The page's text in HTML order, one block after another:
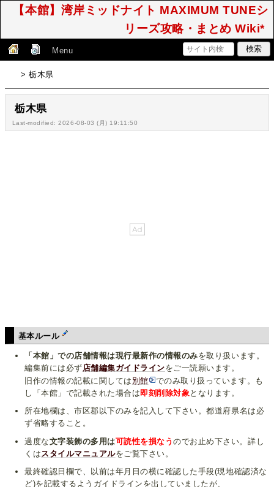
【本館】湾岸ミッドナイト MAXIMUM TUNEシ
リーズ攻略・まとめ Wiki*
Menu
> 栃木県
栃木県
Last-modified: 2026-08-03 (月) 19:11:50
基本ルール
「本館」での店舗情報は現行最新作の情報のみを取り扱います。
編集前には必ず店舗編集ガイドラインをご一読願います。
旧作の情報の記載に関しては 別館
でのみ取り扱っています。も
し「本館」で記載された場合は即刻削除対象となります。
所在地欄は、市区郡以下のみを記入して下さい。都道府県名は必
ず省略すること。
過度な文字装飾の多用は可読性を損なうのでお止め下さい。詳し
くは スタイルマニュアルをご覧下さい。
最終確認日欄で、以前は年月日の横に確認した手段(現地確認済な
ど)を記載するようガイドラインを出していましたが、